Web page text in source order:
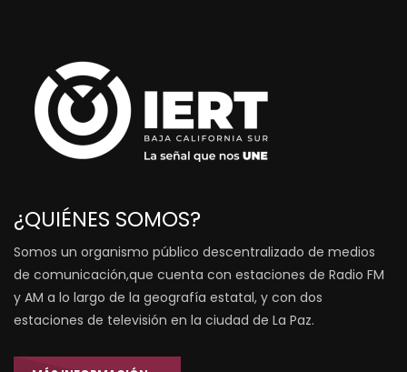
¿QUIÉNES SOMOS?
Somos un organismo público descentralizado de medios
de comunicación,que cuenta con estaciones de Radio FM
y AM a lo largo de la geografía estatal, y con dos
estaciones de televisión en la ciudad de La Paz.